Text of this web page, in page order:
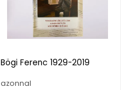
Bögi Ferenc 1929-2019
azonnal